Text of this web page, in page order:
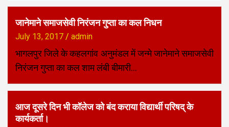
जानेमाने समाजसेवी निरंजन गुप्ता का कल निधन
July 13, 2017 admin
भागलपुर जिले के कहलगांव अनुमंडल में जन्मे जानेमाने समाजसेवी
निरंजन गुप्ता का कल शाम लंबी बीमारी…
आज दूसरे दिन भी कॉलेज को बंद कराया विद्यार्थी परिषद् के
कार्यकर्ता।